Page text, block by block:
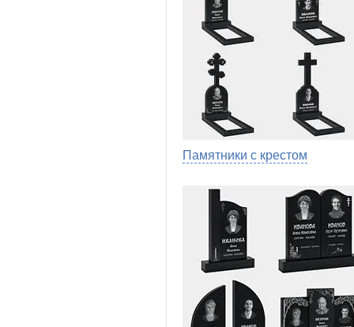
Памятники с крестом